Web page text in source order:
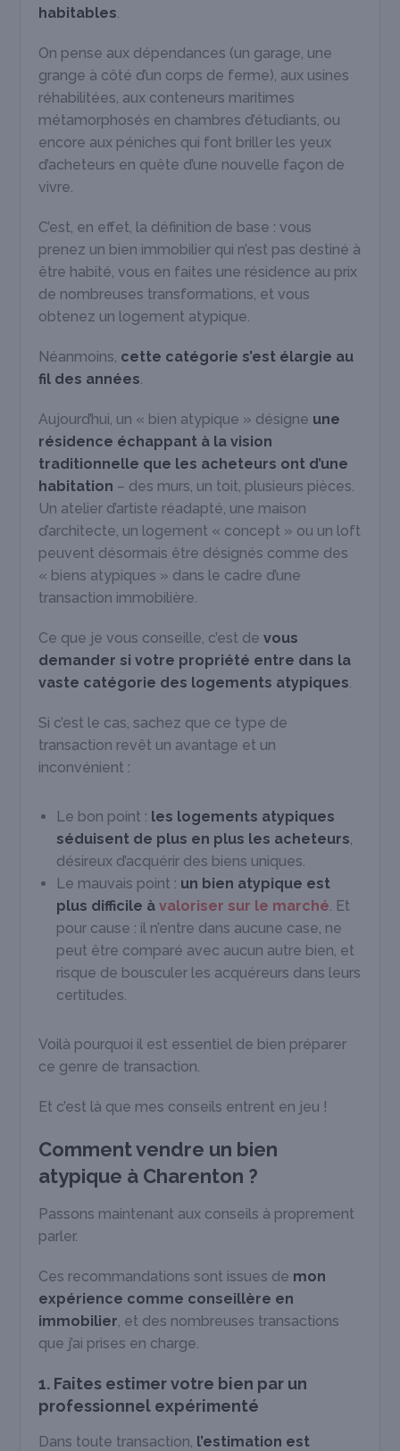
habitables
On pense aux dépendances (un garage, une
grange à côté d’un corps de ferme), aux usines
réhabilitées, aux conteneurs maritimes
métamorphosés en chambres d’étudiants, ou
encore aux péniches qui font briller les yeux
d’acheteurs en quête d’une nouvelle façon de
vivre.
C’est, en effet, la définition de base : vous
prenez un bien immobilier qui n’est pas destiné à
être habité, vous en faites une résidence au prix
de nombreuses transformations, et vous
obtenez un logement atypique.
Néanmoins, cette catégorie s’est élargie au
fil des années
Aujourd’hui, un « bien atypique » désigne une
résidence échappant à la vision
traditionnelle que les acheteurs ont d’une
habitation – des murs, un toit, plusieurs pièces.
Un atelier d’artiste réadapté, une maison
d’architecte, un logement « concept » ou un loft
peuvent désormais être désignés comme des
« biens atypiques » dans le cadre d’une
transaction immobilière.
Ce que je vous conseille, c’est devous
demander si votre propriété entre dans la
vaste catégorie des logements atypiques
Si c’est le cas, sachez que ce type de
transaction revêt un avantage et un
inconvénient :
Le bon point : les logements atypiques
séduisent de plus en plus les acheteurs
désireux d’acquérir des biens uniques.
Le mauvais point : un bien atypique est
plus difficile àvaloriser sur le marché . Et
pour cause : il n’entre dans aucune case, ne
peut être comparé avec aucun autre bien, et
risque de bousculer les acquéreurs dans leurs
certitudes.
Voilà pourquoi il est essentiel de bien préparer
ce genre de transaction.
Et c’est là que mes conseils entrent en jeu !
Comment vendre un bien
atypique à Charenton ?
Passons maintenant aux conseils à proprement
parler.
Ces recommandations sont issues de mon
expérience comme conseillère en
immobilier , et des nombreuses transactions
que j’ai prises en charge.
1. Faites estimer votre bien par un
professionnel expérimenté
Dans toute transaction, l’estimation est